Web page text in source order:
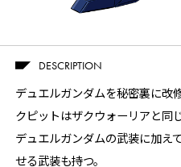
DESCRIPTION
デュエルガンダムを秘密裏に改
クピットはザクウォーリアと同
デュエルガンダムの武装に加え
せる武装も持つ。